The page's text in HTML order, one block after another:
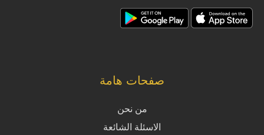
صفحات هامة
من نحن
الاسئلة الشائعة